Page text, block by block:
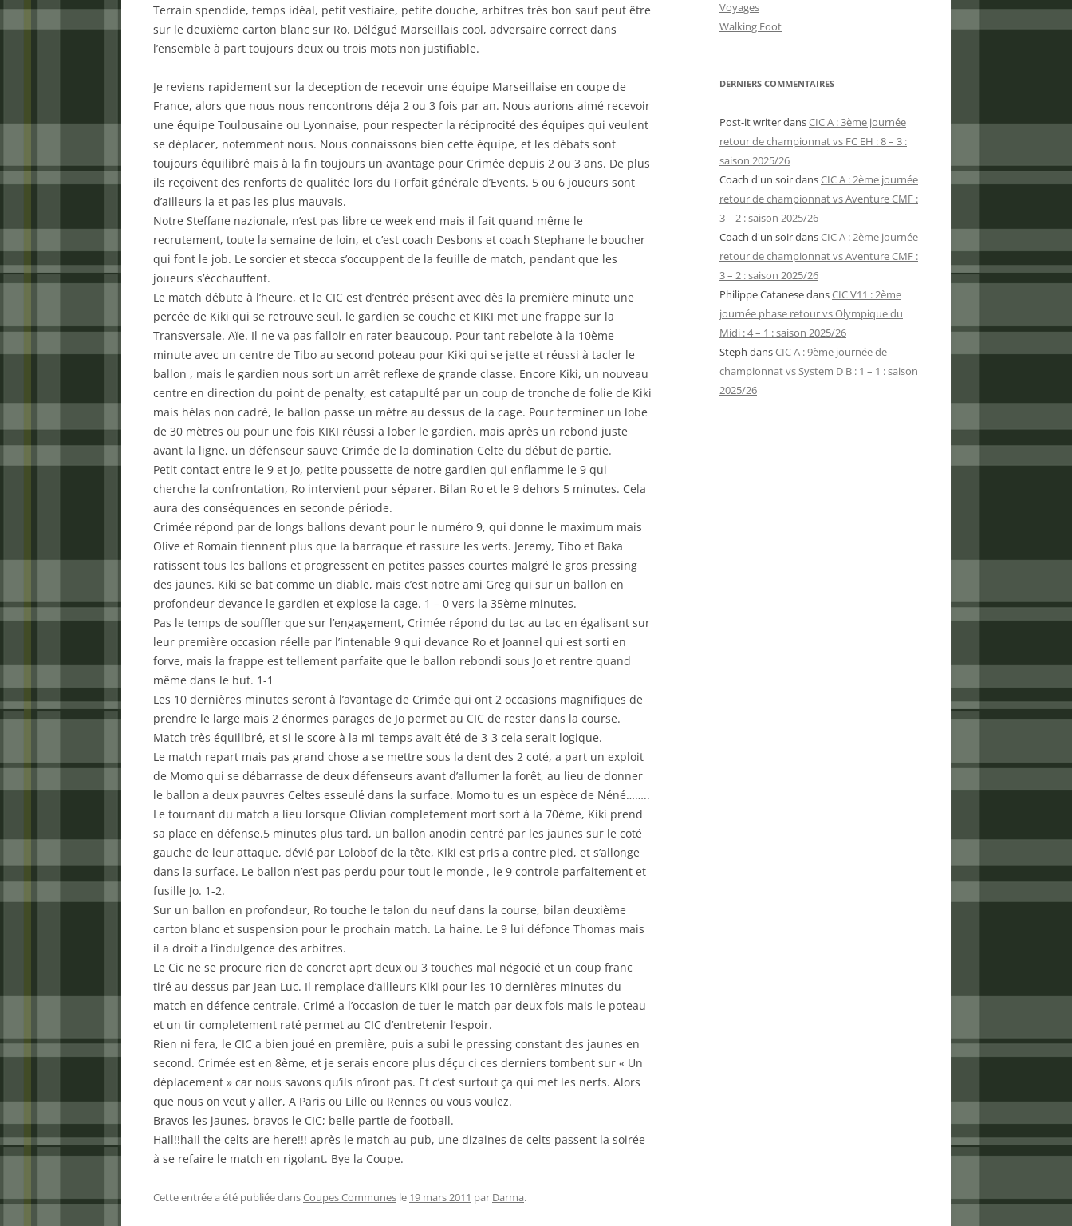
Terrain spendide, temps idéal, petit vestiaire, petite douche, arbitres très bon sauf peut être
sur le deuxième carton blanc sur Ro. Délégué Marseillais cool, adversaire correct dans
l’ensemble à part toujours deux ou trois mots non justifiable.
Je reviens rapidement sur la deception de recevoir une équipe Marseillaise en coupe de
France, alors que nous nous rencontrons déja 2 ou 3 fois par an. Nous aurions aimé recevoir
une équipe Toulousaine ou Lyonnaise, pour respecter la réciprocité des équipes qui veulent
se déplacer, notemment nous. Nous connaissons bien cette équipe, et les débats sont
toujours équilibré mais à la fin toujours un avantage pour Crimée depuis 2 ou 3 ans. De plus
ils reçoivent des renforts de qualitée lors du Forfait générale d’Events. 5 ou 6 joueurs sont
d’ailleurs la et pas les plus mauvais.
Notre Steffane nazionale, n’est pas libre ce week end mais il fait quand même le
recrutement, toute la semaine de loin, et c’est coach Desbons et coach Stephane le boucher
qui font le job. Le sorcier et stecca s’occuppent de la feuille de match, pendant que les
joueurs s’écchauffent.
Le match débute à l’heure, et le CIC est d’entrée présent avec dès la première minute une
percée de Kiki qui se retrouve seul, le gardien se couche et KIKI met une frappe sur la
Transversale. Aïe. Il ne va pas falloir en rater beaucoup. Pour tant rebelote à la 10ème
minute avec un centre de Tibo au second poteau pour Kiki qui se jette et réussi à tacler le
ballon , mais le gardien nous sort un arrêt reflexe de grande classe. Encore Kiki, un nouveau
centre en direction du point de penalty, est catapulté par un coup de tronche de folie de Kiki
mais hélas non cadré, le ballon passe un mètre au dessus de la cage. Pour terminer un lobe
de 30 mètres ou pour une fois KIKI réussi a lober le gardien, mais après un rebond juste
avant la ligne, un défenseur sauve Crimée de la domination Celte du début de partie.
Petit contact entre le 9 et Jo, petite poussette de notre gardien qui enflamme le 9 qui
cherche la confrontation, Ro intervient pour séparer. Bilan Ro et le 9 dehors 5 minutes. Cela
aura des conséquences en seconde période.
Crimée répond par de longs ballons devant pour le numéro 9, qui donne le maximum mais
Olive et Romain tiennent plus que la barraque et rassure les verts. Jeremy, Tibo et Baka
ratissent tous les ballons et progressent en petites passes courtes malgré le gros pressing
des jaunes. Kiki se bat comme un diable, mais c’est notre ami Greg qui sur un ballon en
profondeur devance le gardien et explose la cage. 1 – 0 vers la 35ème minutes.
Pas le temps de souffler que sur l’engagement, Crimée répond du tac au tac en égalisant sur
leur première occasion réelle par l’intenable 9 qui devance Ro et Joannel qui est sorti en
forve, mais la frappe est tellement parfaite que le ballon rebondi sous Jo et rentre quand
même dans le but. 1-1
Les 10 dernières minutes seront à l’avantage de Crimée qui ont 2 occasions magnifiques de
prendre le large mais 2 énormes parages de Jo permet au CIC de rester dans la course.
Match très équilibré, et si le score à la mi-temps avait été de 3-3 cela serait logique.
Le match repart mais pas grand chose a se mettre sous la dent des 2 coté, a part un exploit
de Momo qui se débarrasse de deux défenseurs avant d’allumer la forêt, au lieu de donner
le ballon a deux pauvres Celtes esseulé dans la surface. Momo tu es un espèce de Néné……..
Le tournant du match a lieu lorsque Olivian completement mort sort à la 70ème, Kiki prend
sa place en défense.5 minutes plus tard, un ballon anodin centré par les jaunes sur le coté
gauche de leur attaque, dévié par Lolobof de la tête, Kiki est pris a contre pied, et s’allonge
dans la surface. Le ballon n’est pas perdu pour tout le monde , le 9 controle parfaitement et
fusille Jo. 1-2.
Sur un ballon en profondeur, Ro touche le talon du neuf dans la course, bilan deuxième
carton blanc et suspension pour le prochain match. La haine. Le 9 lui défonce Thomas mais
il a droit a l’indulgence des arbitres.
Le Cic ne se procure rien de concret aprt deux ou 3 touches mal négocié et un coup franc
tiré au dessus par Jean Luc. Il remplace d’ailleurs Kiki pour les 10 dernières minutes du
match en défence centrale. Crimé a l’occasion de tuer le match par deux fois mais le poteau
et un tir completement raté permet au CIC d’entretenir l’espoir.
Rien ni fera, le CIC a bien joué en première, puis a subi le pressing constant des jaunes en
second. Crimée est en 8ème, et je serais encore plus déçu ci ces derniers tombent sur « Un
déplacement » car nous savons qu’ils n’iront pas. Et c’est surtout ça qui met les nerfs. Alors
que nous on veut y aller, A Paris ou Lille ou Rennes ou vous voulez.
Bravos les jaunes, bravos le CIC; belle partie de football.
Hail!!hail the celts are here!!! après le match au pub, une dizaines de celts passent la soirée
à se refaire le match en rigolant. Bye la Coupe.
Cette entrée a été publiée dansCoupes Communes le 19 mars 2011 par Darma.
Voyages
Walking Foot
DERNIERS COMMENTAIRES
Post-it writerdansCIC A : 3ème journée
retour de championnat vs FC EH : 8 – 3 :
saison 2025/26
Coach d'un soirdansCIC A : 2ème journée
retour de championnat vs Aventure CMF :
3 – 2 : saison 2025/26
Coach d'un soirdansCIC A : 2ème journée
retour de championnat vs Aventure CMF :
3 – 2 : saison 2025/26
Philippe CatanesedansCIC V11 : 2ème
journée phase retour vs Olympique du
Midi : 4 – 1 : saison 2025/26
Steph dansCIC A : 9ème journée de
championnat vs System D B : 1 – 1 : saison
2025/26